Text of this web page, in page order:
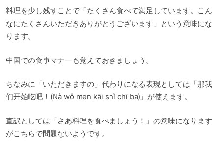
料理を少し残すことで「たくさん食べて満足しています。こん
なにたくさんいただきありがとうございます」という意味にな
ります。
中国での食事マナーも覚えておきましょう。
ちなみに「いただきますの」代わりになる表現としては「那我
们开始吃吧！(Nà wǒ men kāi shǐ chī ba)」が使えます。
直訳としては「さあ料理を食べましょう！」の意味になります
がこちらで問題ないようです。